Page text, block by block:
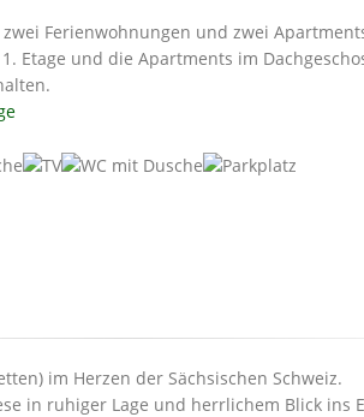
Ferienwohnungen und zwei
Etage und die Apartments im
im Herzen der Sächsischen Schweiz.
in ruhiger Lage und herrlichem Blick ins